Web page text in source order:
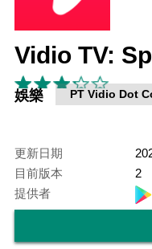
娛樂 PT Vidio Dot
更新日期
目前版本
2
提供者